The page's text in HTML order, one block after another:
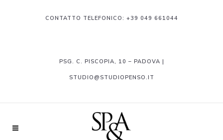
CONTATTO TELEFONICO: +39 049 661044
PSG. C. PISCOPIA, 10 – PADOVA |
STUDIO@STUDIOPENSO.IT